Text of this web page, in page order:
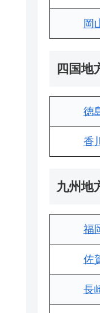
岡
四国地
徳
香
九州地
福
佐
長